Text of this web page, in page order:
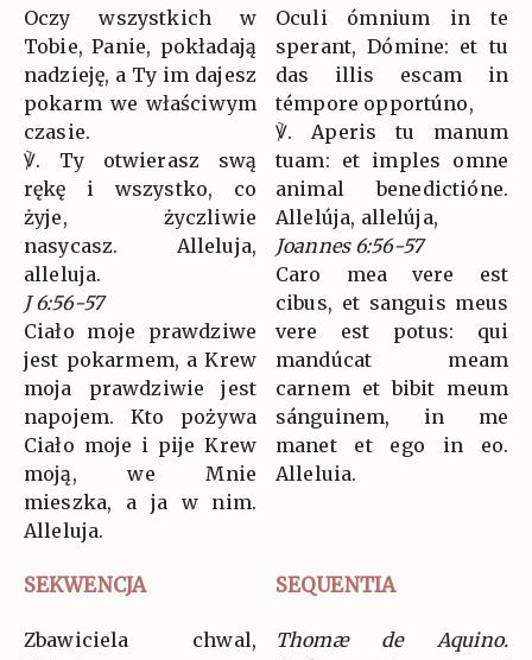
Oczy wszystkich w
Tobie, Panie, pokładają
nadzieję, a Ty im dajesz
pokarm we właściwym
czasie.
℣. Ty otwierasz swą
rękę i wszystko, co
żyje, życzliwie
nasycasz. Alleluja,
alleluja.
J 6:56-57
Ciało moje prawdziwe
jest pokarmem, a Krew
moja prawdziwie jest
napojem. Kto pożywa
Ciało moje i pije Krew
moją, we Mnie
mieszka, a ja w nim.
Alleluja.
Oculi ómnium in te
sperant, Dómine: et tu
das illis escam in
témpore opportúno,
℣. Aperis tu manum
tuam: et imples omne
animal benedictióne.
Allelúja, allelúja,
Joannes 6:56-57
Caro mea vere est
cibus, et sanguis meus
vere est potus: qui
mandúcat meam
carnem et bibit meum
sánguinem, in me
manet et ego in eo.
Alleluia.
SEKWENCJA SEQUENTIA
Zbawiciela chwal,
Thomæ de Aquino.